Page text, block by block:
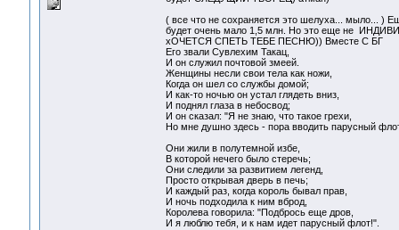
( все что не сохраняется это шелуха... мыло... )
будет очень мало 1,5 млн. Но это еще не
хОЧЕТСЯ СПЕТЬ ТЕБЕ ПЕСНЮ)) Вместе С БГ
Его звали Сувлехим Такац,
И он служил почтовой змеей.
Женщины несли свои тела как ножи,
Когда он шел со службы домой;
И как-то ночью он устал глядеть вниз,
И поднял глаза в небосвод;
И он сказал: "Я не знаю, что такое грехи,
Но мне душно здесь - пора вводить парусный
Они жили в полутемной избе,
В которой нечего было стеречь;
Они следили за развитием легенд,
Просто открывая дверь в печь;
И каждый раз, когда король бывал прав,
И ночь подходила к ним вброд,
Королева говорила: "Подбрось еще дров,
И я люблю тебя, и к нам идет парусный флот!".